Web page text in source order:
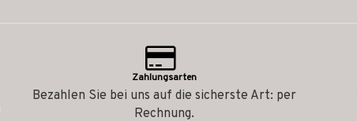
Zahlungsarten
Bezahlen Sie bei uns auf die sicherste Art: per
Rechnung.